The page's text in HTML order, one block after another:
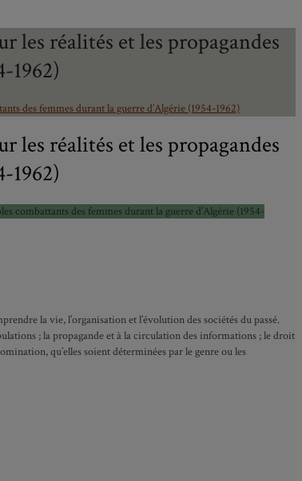
les réalités et les propagandes
1962)
des femmes durant la guerre d’Algérie (1954-1962)
les réalités et les propagandes
1962)
combattants des femmes durant la guerre d’Algérie (1954-
la vie, l’organisation et l’évolution des sociétés du passé.
; la propagande et à la circulation des informations ; le droit
qu’elles soient déterminées par le genre ou les